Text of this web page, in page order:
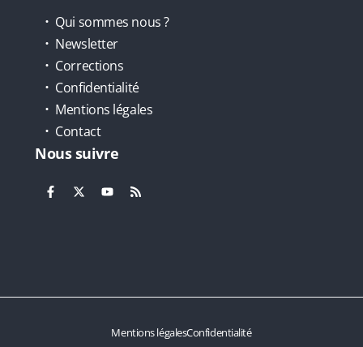
Qui sommes nous ?
Newsletter
Corrections
Confidentialité
Mentions légales
Contact
Nous suivre
Mentions légalesConfidentialité